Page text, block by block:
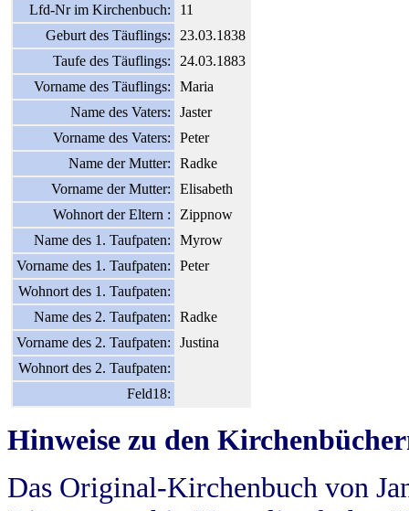
Lfd-Nr im Kirchenbuch:
11
Geburt des Täuflings:
23.03.1838
Taufe des Täuflings:
24.03.1883
Vorname des Täuflings:
Maria
Name des Vaters:
Jaster
Vorname des Vaters:
Peter
Name der Mutter:
Radke
Vorname der Mutter:
Elisabeth
Wohnort der Eltern :
Zippnow
Name des 1. Taufpaten:
Myrow
Vorname des 1. Taufpaten:
Peter
Wohnort des 1. Taufpaten:
Name des 2. Taufpaten:
Radke
Vorname des 2. Taufpaten:
Justina
Wohnort des 2. Taufpaten:
Feld18:
Hinweise zu den
Das Original-Kirchenbuch von